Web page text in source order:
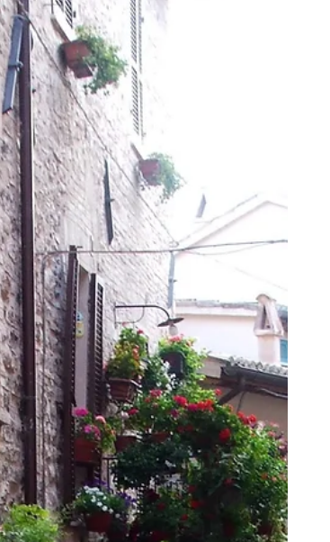
Crowdfunding - IT
Una volta presa la decisione di viaggiare per il
mondo, come raccontato nell'ultima
#MileStoneExperience, abbiamo dovuto
scegliere se...